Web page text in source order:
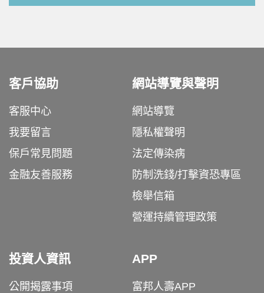
客戶協助
客服中心
我要留言
保戶常見問題
金融友善服務
網站導覽與聲明
網站導覽
隱私權聲明
法定傳染病
防制洗錢/打擊資恐專區
檢舉信箱
營運持續管理政策
投資人資訊
公開揭露事項
APP
富邦人壽APP